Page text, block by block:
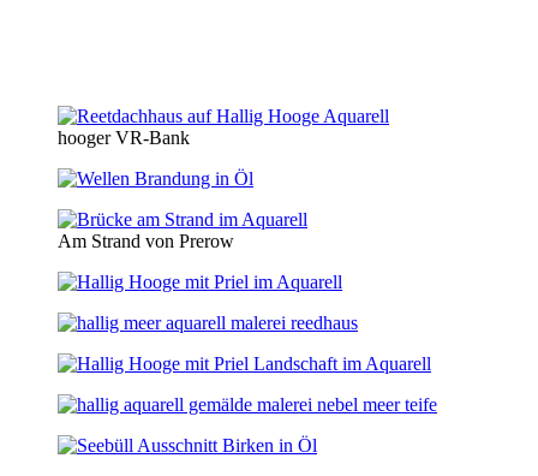
hooger VR-Bank
Am Strand von Prerow